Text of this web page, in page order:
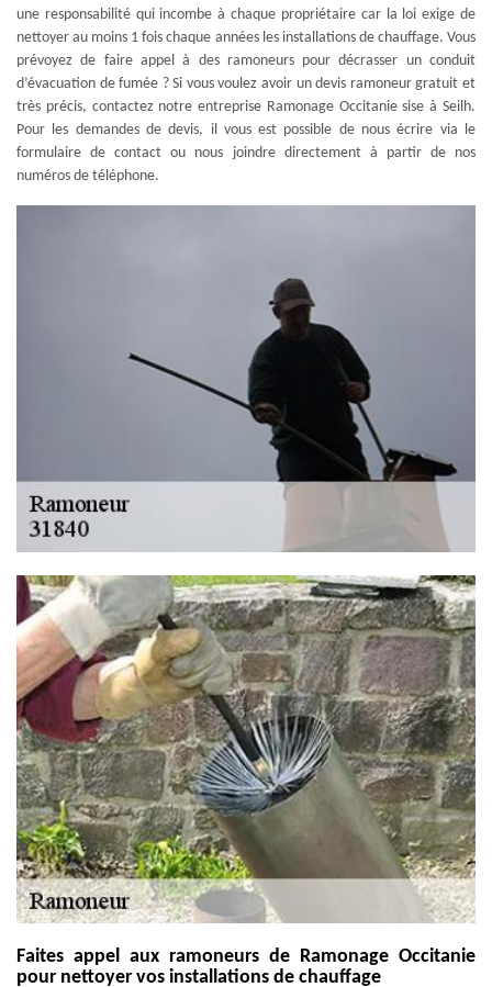
une responsabilité qui incombe à chaque propriétaire car la loi exige de
nettoyer au moins 1 fois chaque années les installations de chauffage. Vous
prévoyez de faire appel à des ramoneurs pour décrasser un conduit
d’évacuation de fumée ? Si vous voulez avoir un devis ramoneur gratuit et
très précis, contactez notre entreprise Ramonage Occitanie sise à Seilh.
Pour les demandes de devis, il vous est possible de nous écrire via le
formulaire de contact ou nous joindre directement à partir de nos
numéros de téléphone.
Faites appel aux ramoneurs de Ramonage Occitanie
pour nettoyer vos installations de chauffage